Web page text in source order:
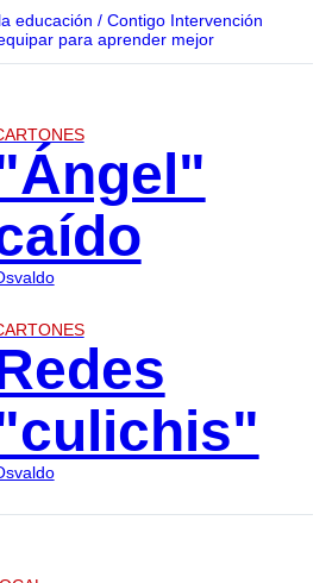
educación / Contigo Intervención
para aprender mejor